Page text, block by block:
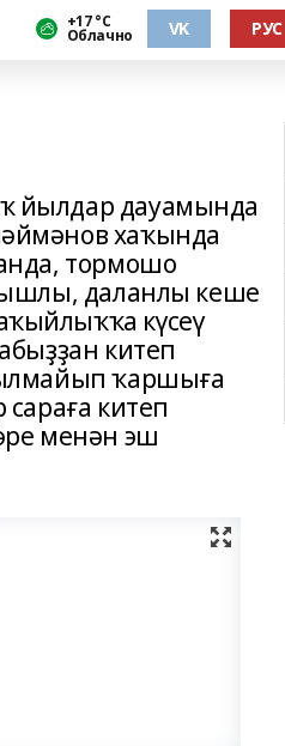
+17 °С
Облачно VK РУС
йылдар дауамында
хаҡында
тормошо
даланлы кеше
күсеү
китеп
ҡаршыға
китеп
менән эш